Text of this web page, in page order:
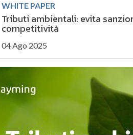
Sostenibilità:
perché è
sostenibile
Economia
sostenibile
management
WHITE PAPER
Tributi ambientali: evita
competitività
04 Ago 2025